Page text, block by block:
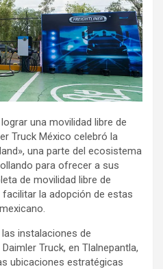
una movilidad libre de
Truck México celebró la
una parte del ecosistema
para ofrecer a sus
de movilidad libre de
la adopción de estas
instalaciones de
Truck, en Tlalnepantla,
ubicaciones estratégicas